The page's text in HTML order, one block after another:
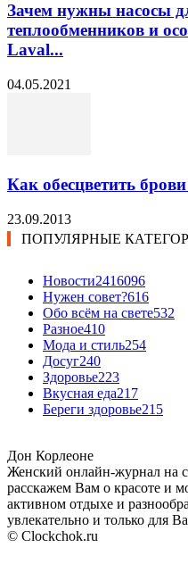
Зачем нужны насосы
теплообменников и
Laval...
04.05.2021
Как обесцветить
23.09.2013
ПОПУЛЯРНЫЕ
Новости2416096
Нужен совет?616
Обо всём на свете532
Разное410
Мода и стиль254
Досуг240
Здоровье223
Вкусная еда217
Береги здоровье215
Дон Корлеоне
Женский онлайн-журнал на
расскажем Вам о красоте и
активном отдыхе и
увлекательно и только для
© Clockchok.ru